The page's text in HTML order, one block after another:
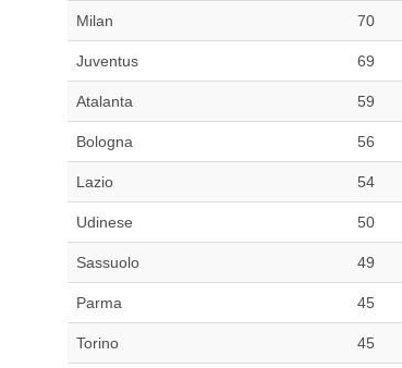
Milan 70
Juventus 69
Atalanta 59
Bologna 56
Lazio 54
Udinese 50
Sassuolo 49
Parma 45
Torino 45